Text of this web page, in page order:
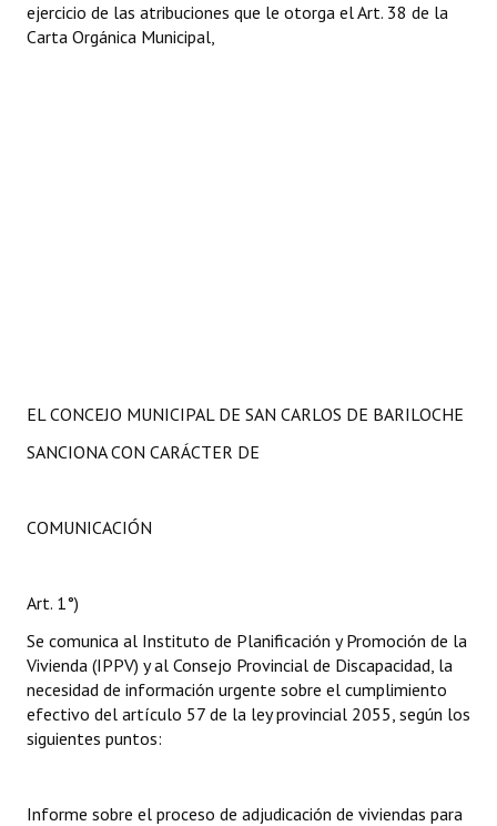
ejercicio de las atribuciones que le otorga el Art. 38 de la
Carta Orgánica Municipal,
EL CONCEJO MUNICIPAL DE SAN CARLOS DE BARILOCHE
SANCIONA CON CARÁCTER DE
COMUNICACIÓN
Art. 1°)
Se comunica al Instituto de Planificación y Promoción de la
Vivienda (IPPV) y al Consejo Provincial de Discapacidad, la
necesidad de información urgente sobre el cumplimiento
efectivo del artículo 57 de la ley provincial 2055, según los
siguientes puntos:
Informe sobre el proceso de adjudicación de viviendas para